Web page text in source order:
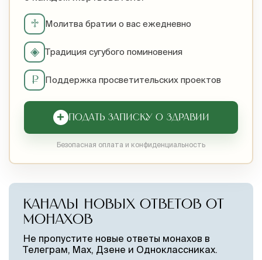
♱ Молитва братии о вас ежедневно
◈ Традиция сугубого поминовения
₽ Поддержка просветительских проектов
+ ПОДАТЬ ЗАПИСКУ О ЗДРАВИИ
Безопасная оплата и конфиденциальность
КАНАЛЫ НОВЫХ ОТВЕТОВ ОТ
МОНАХОВ
Не пропустите новые ответы монахов в
Телеграм, Max, Дзене и Одноклассниках.